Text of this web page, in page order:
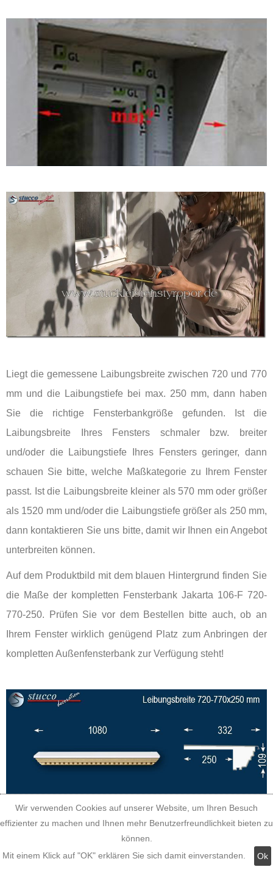
Liegt die gemessene Laibungsbreite zwischen 720 und 770
mm und die Laibungstiefe bei max. 250 mm, dann haben
Sie die richtige Fensterbankgröße gefunden. Ist die
Laibungsbreite Ihres Fensters schmaler bzw. breiter
und/oder die Laibungstiefe Ihres Fensters geringer, dann
schauen Sie bitte, welche Maßkategorie zu Ihrem Fenster
passt. Ist die Laibungsbreite kleiner als 570 mm oder größer
als 1520 mm und/oder die Laibungstiefe größer als 250 mm,
dann kontaktieren Sie uns bitte, damit wir Ihnen ein Angebot
unterbreiten können.
Auf dem Produktbild mit dem blauen Hintergrund finden Sie
die Maße der kompletten Fensterbank Jakarta 106-F 720-
770-250. Prüfen Sie vor dem Bestellen bitte auch, ob an
Ihrem Fenster wirklich genügend Platz zum Anbringen der
kompletten Außenfensterbank zur Verfügung steht!
Beachten Sie bitte: Die komplette Fensterbank Jakarta 106-
Wir verwenden Cookies auf unserer Website, um Ihren Besuch
effizienter zu machen und Ihnen mehr Benutzerfreundlichkeit bieten zu
können.
Mit einem Klick auf "OK" erklären Sie sich damit einverstanden.
Ok